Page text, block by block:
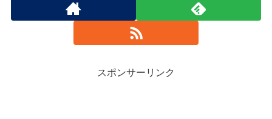
スポンサーリンク